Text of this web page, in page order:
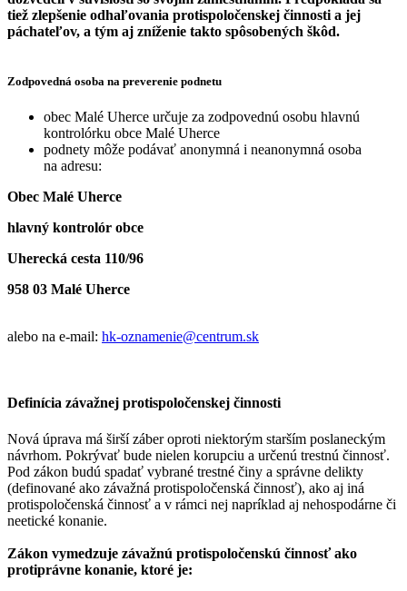
tiež zlepšenie odhaľovania protispoločenskej činnosti a jej
páchateľov, a tým aj zníženie takto spôsobených škôd.
Zodpovedná osoba na preverenie podnetu
obec Malé Uherce určuje za zodpovednú osobu hlavnú
kontrolórku obce Malé Uherce
podnety môže podávať anonymná i neanonymná osoba
na adresu:
Obec Malé Uherce
hlavný kontrolór obce
Uherecká cesta 110/96
958 03 Malé Uherce
alebo na e-mail: hk-oznamenie@centrum.sk
Definícia závažnej protispoločenskej činnosti
Nová úprava má širší záber oproti niektorým starším poslaneckým
návrhom. Pokrývať bude nielen korupciu a určenú trestnú činnosť.
Pod zákon budú spadať vybrané trestné činy a správne delikty
(definované ako závažná protispoločenská činnosť), ako aj iná
protispoločenská činnosť a v rámci nej napríklad aj nehospodárne či
neetické konanie.
Zákon vymedzuje závažnú protispoločenskú činnosť ako
protiprávne konanie, ktoré je: